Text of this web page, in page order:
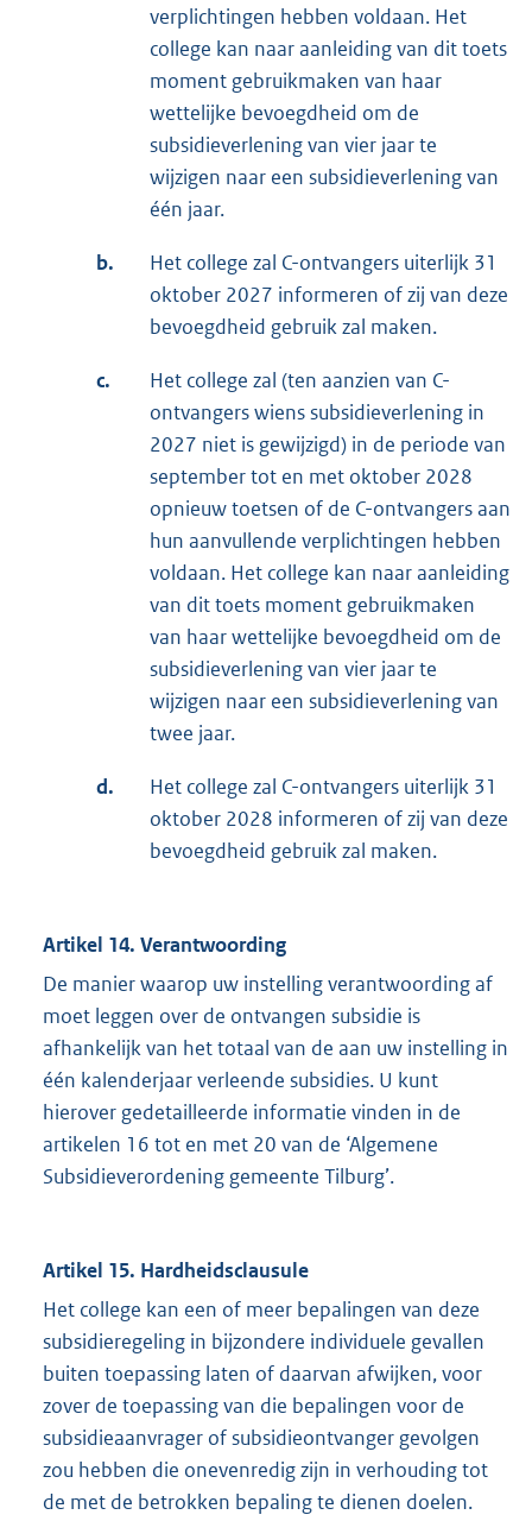
verplichtingen hebben voldaan. Het
college kan naar aanleiding van dit toets
moment gebruikmaken van haar
wettelijke bevoegdheid om de
subsidieverlening van vier jaar te
wijzigen naar een subsidieverlening van
één jaar.
b.
Het college zal C-ontvangers uiterlijk 31
oktober 2027 informeren of zij van deze
bevoegdheid gebruik zal maken.
c.
Het college zal (ten aanzien van C-
ontvangers wiens subsidieverlening in
2027 niet is gewijzigd) in de periode van
september tot en met oktober 2028
opnieuw toetsen of de C-ontvangers aan
hun aanvullende verplichtingen hebben
voldaan. Het college kan naar aanleiding
van dit toets moment gebruikmaken
van haar wettelijke bevoegdheid om de
subsidieverlening van vier jaar te
wijzigen naar een subsidieverlening van
twee jaar.
d.
Het college zal C-ontvangers uiterlijk 31
oktober 2028 informeren of zij van deze
bevoegdheid gebruik zal maken.
Artikel 14. Verantwoording
De manier waarop uw instelling verantwoording af
moet leggen over de ontvangen subsidie is
afhankelijk van het totaal van de aan uw instelling in
één kalenderjaar verleende subsidies. U kunt
hierover gedetailleerde informatie vinden in de
artikelen 16 tot en met 20 van de ‘Algemene
Subsidieverordening gemeente Tilburg’.
Artikel 15. Hardheidsclausule
Het college kan een of meer bepalingen van deze
subsidieregeling in bijzondere individuele gevallen
buiten toepassing laten of daarvan afwijken, voor
zover de toepassing van die bepalingen voor de
subsidieaanvrager of subsidieontvanger gevolgen
zou hebben die onevenredig zijn in verhouding tot
de met de betrokken bepaling te dienen doelen.